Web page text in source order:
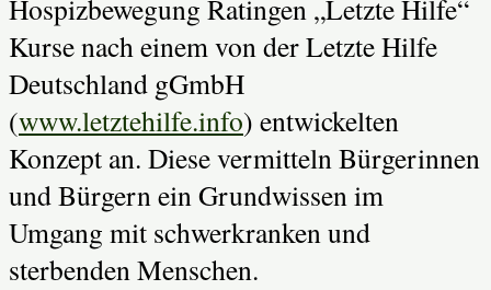
Hospizbewegung Ratingen „Letzte Hilfe“
Kurse nach einem von der Letzte Hilfe
Deutschland gGmbH
(www.letztehilfe.info) entwickelten
Konzept an. Diese vermitteln Bürgerinnen
und Bürgern ein Grundwissen im
Umgang mit schwerkranken und
sterbenden Menschen.